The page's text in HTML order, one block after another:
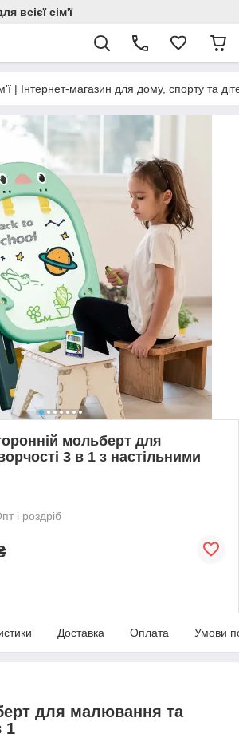
всієї сім'ї
| Інтернет-магазин для дому, спорту та
мольберт для
3 в 1 з настільними
і роздріб
Доставка Оплата Умови
для малювання та
1